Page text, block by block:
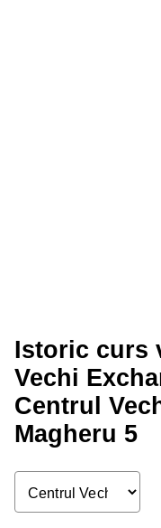
Istoric curs
Vechi
Centrul
Magheru 5